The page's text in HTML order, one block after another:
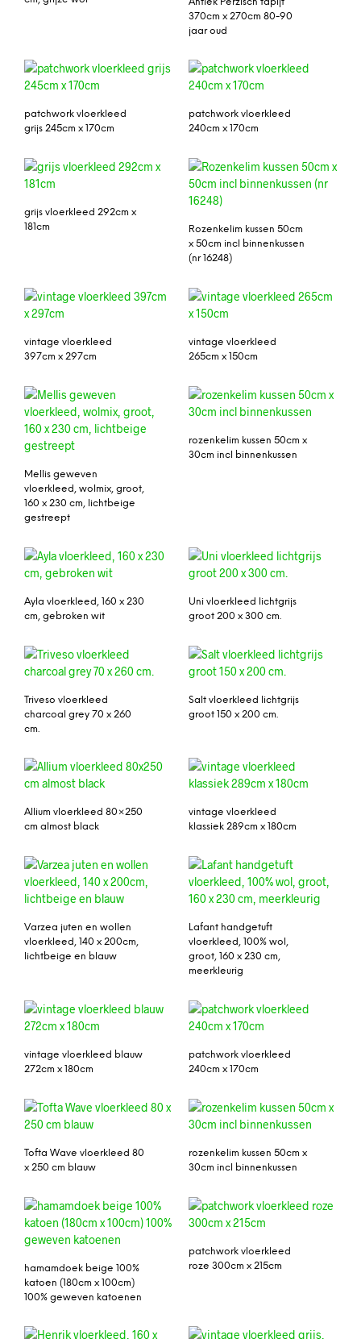
370cm x 270cm 80-90
jaar oud
patchwork vloerkleed
grijs 245cm x 170cm
patchwork vloerkleed
240cm x 170cm
grijs vloerkleed 292cm x
181cm
Rozenkelim kussen 50cm
x 50cm incl binnenkussen
(nr 16248)
vintage vloerkleed
397cm x 297cm
vintage vloerkleed
265cm x 150cm
Mellis geweven
vloerkleed, wolmix, groot,
160 x 230 cm, lichtbeige
gestreept
rozenkelim kussen 50cm x
30cm incl binnenkussen
Ayla vloerkleed, 160 x 230
cm, gebroken wit
Uni vloerkleed lichtgrijs
groot 200 x 300 cm.
Triveso vloerkleed
charcoal grey 70 x 260
cm.
Salt vloerkleed lichtgrijs
groot 150 x 200 cm.
Allium vloerkleed 80×250
cm almost black
vintage vloerkleed
klassiek 289cm x 180cm
Varzea juten en wollen
vloerkleed, 140 x 200cm,
lichtbeige en blauw
Lafant handgetuft
vloerkleed, 100% wol,
groot, 160 x 230 cm,
meerkleurig
vintage vloerkleed blauw
272cm x 180cm
patchwork vloerkleed
240cm x 170cm
Tofta Wave vloerkleed 80
x 250 cm blauw
rozenkelim kussen 50cm x
30cm incl binnenkussen
hamamdoek beige 100%
katoen (180cm x 100cm)
100% geweven katoenen
patchwork vloerkleed
roze 300cm x 215cm